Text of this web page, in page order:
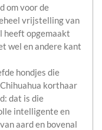
om voor de
vrijstelling van
heeft opgemaakt
wel en andere kant
hondjes die
korthaar
dat is die
intelligente en
aard en bovenal